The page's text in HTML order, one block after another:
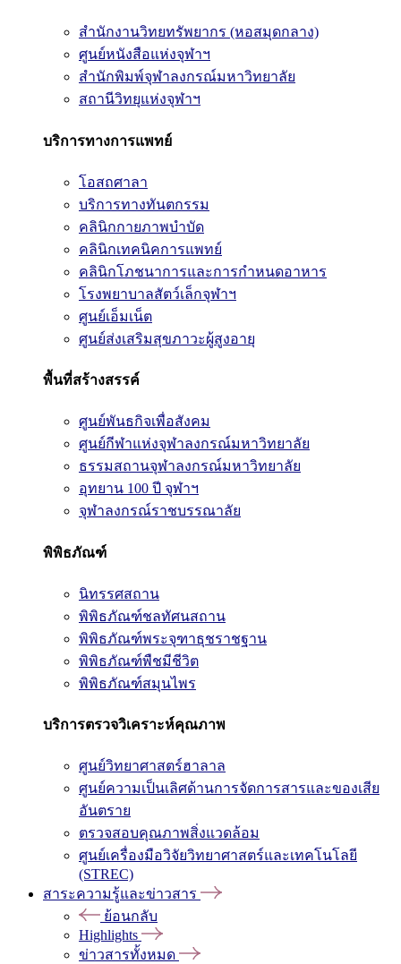
สำนักงานวิทยทรัพยากร (หอสมุดกลาง)
ศูนย์หนังสือแห่งจุฬาฯ
สำนักพิมพ์จุฬาลงกรณ์มหาวิทยาลัย
สถานีวิทยุแห่งจุฬาฯ
บริการทางการแพทย์
โอสถศาลา
บริการทางทันตกรรม
คลินิกกายภาพบำบัด
คลินิกเทคนิคการแพทย์
คลินิกโภชนาการและการกำหนดอาหาร
โรงพยาบาลสัตว์เล็กจุฬาฯ
ศูนย์เอ็มเน็ต
ศูนย์ส่งเสริมสุขภาวะผู้สูงอายุ
พื้นที่สร้างสรรค์
ศูนย์พันธกิจเพื่อสังคม
ศูนย์กีฬาแห่งจุฬาลงกรณ์มหาวิทยาลัย
ธรรมสถานจุฬาลงกรณ์มหาวิทยาลัย
อุทยาน 100 ปี จุฬาฯ
จุฬาลงกรณ์ราชบรรณาลัย
พิพิธภัณฑ์
นิทรรศสถาน
พิพิธภัณฑ์ชลทัศนสถาน
พิพิธภัณฑ์พระจุฑาธุชราชฐาน
พิพิธภัณฑ์พืชมีชีวิต
พิพิธภัณฑ์สมุนไพร
บริการตรวจวิเคราะห์คุณภาพ
ศูนย์วิทยาศาสตร์ฮาลาล
ศูนย์ความเป็นเลิศด้านการจัดการสารและของเสีย
อันตราย
ตรวจสอบคุณภาพสิ่งแวดล้อม
ศูนย์เครื่องมือวิจัยวิทยาศาสตร์และเทคโนโลยี
(STREC)
สาระความรู้และข่าวสาร
ย้อนกลับ
Highlights
ข่าวสารทั้งหมด